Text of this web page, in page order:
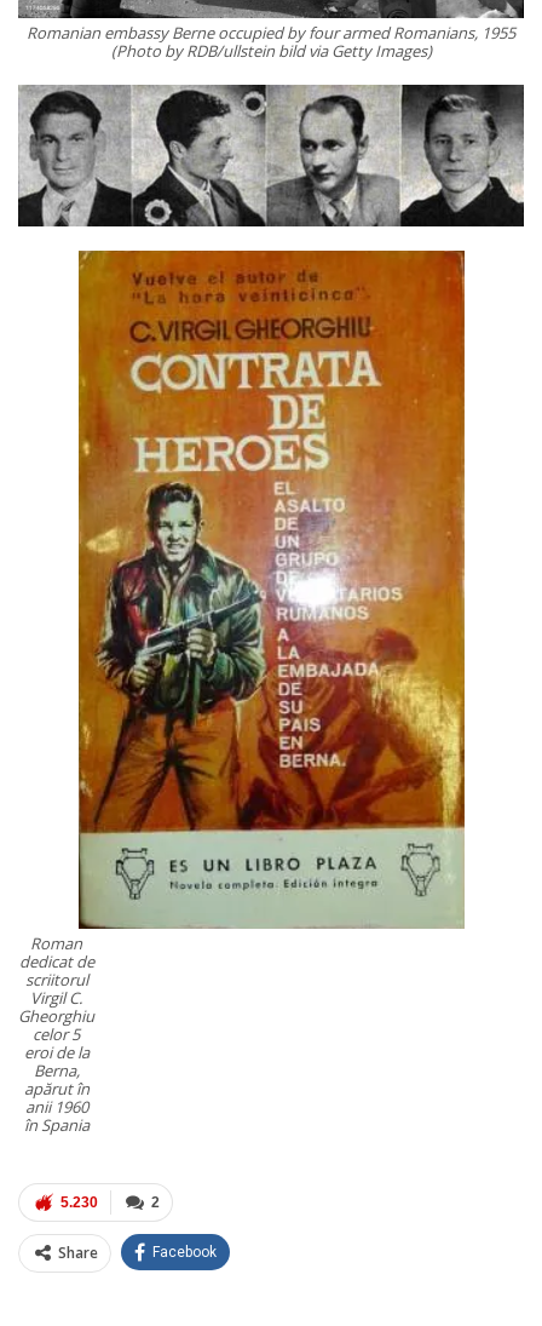
Romanian embassy Berne occupied by four armed Romanians, 1955
(Photo by RDB/ullstein bild via Getty Images)
Roman
dedicat de
scriitorul
Virgil C.
Gheorghiu
celor 5
eroi de la
Berna,
apărut în
anii 1960
în Spania
2
5.230
Share Facebook